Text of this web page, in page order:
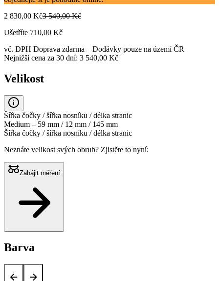
2 830,00 Kč3 540,00 Kč
Ušetříte 710,00 Kč
vč. DPH Doprava zdarma – Dodávky pouze na území ČR
Nejnižší cena za 30 dní: 3 540,00 Kč
Velikost
Šířka čočky / šířka nosníku / délka stranic
Medium – 59 mm / 12 mm / 145 mm
Šířka čočky / šířka nosníku / délka stranic
Neznáte velikost svých obrub? Zjistěte to nyní:
Zahájit měření
Barva